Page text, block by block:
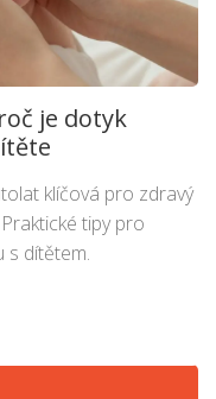
je dotyk
klíčová pro zdravý
tipy pro
s dítětem.